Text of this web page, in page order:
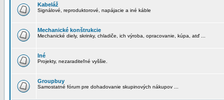
Kabeláž
Signálové, reproduktorové, napájacie a iné káble
Mechanické konštrukcie
Mechanické diely, skrinky, chladiče, ich výroba, opracovanie, kúpa, atď ...
Iné
Projekty, nezaraditeľné vyššie.
Groupbuy
Samostatné fórum pre dohadovanie skupinových nákupov ...